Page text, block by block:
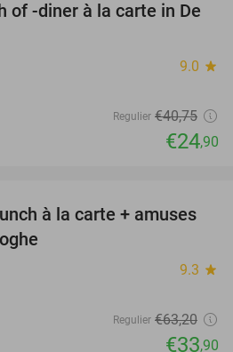
39%
of -diner à la carte in De
9.0 star
Regulier €40,75
€24,90
46%
à la carte + amuses
9.3 star
Regulier €63,20
€33,90